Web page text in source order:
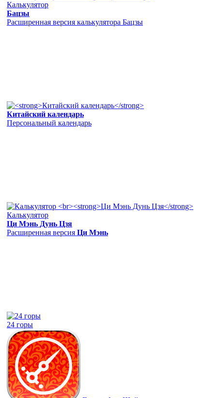
Калькулятор
Бацзы
Расширенная версия калькулятора Бацзы
Китайский календарь
Персональный календарь
Калькулятор
Ци Мэнь Дунь Цзя
Расширенная версия Ци Мэнь
24 горы